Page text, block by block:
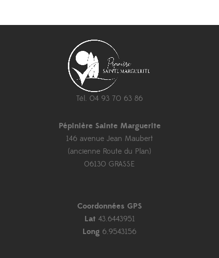
Tél. 04 93 70 63 86
Pépinière Sainte Marguerite
146 avenue Jean Maubert
(ancienne Route du Plan)
06130 GRASSE
Coordonnées GPS
Lat 43.6443951
Long 6.9543156